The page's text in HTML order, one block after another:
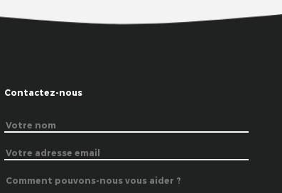
Contactez-nous